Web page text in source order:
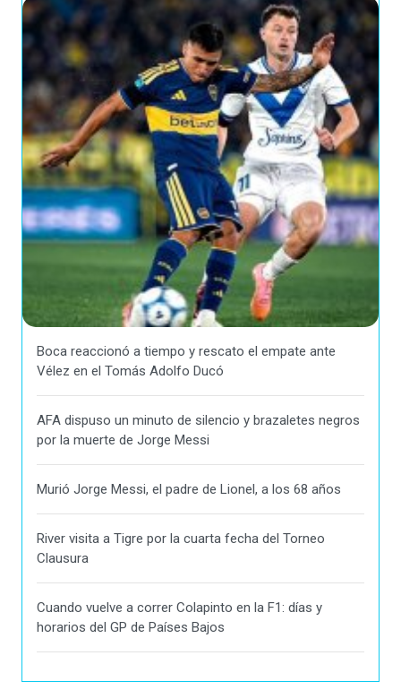
Boca reaccionó a tiempo y rescato el empate ante
Vélez en el Tomás Adolfo Ducó
AFA dispuso un minuto de silencio y brazaletes negros
por la muerte de Jorge Messi
Murió Jorge Messi, el padre de Lionel, a los 68 años
River visita a Tigre por la cuarta fecha del Torneo
Clausura
Cuando vuelve a correr Colapinto en la F1: días y
horarios del GP de Países Bajos